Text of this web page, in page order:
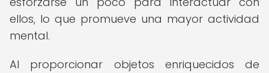
ellos, lo que promueve una mayor actividad
mental.
Al proporcionar objetos enriquecidos de